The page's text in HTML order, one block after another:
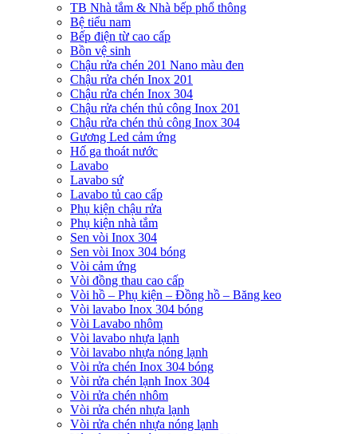
TB Nhà tắm & Nhà bếp phổ thông
Bệ tiểu nam
Bếp điện từ cao cấp
Bồn vệ sinh
Chậu rửa chén 201 Nano màu đen
Chậu rửa chén Inox 201
Chậu rửa chén Inox 304
Chậu rửa chén thủ công Inox 201
Chậu rửa chén thủ công Inox 304
Gương Led cảm ứng
Hố ga thoát nước
Lavabo
Lavabo sứ
Lavabo tủ cao cấp
Phụ kiện chậu rửa
Phụ kiện nhà tắm
Sen vòi Inox 304
Sen vòi Inox 304 bóng
Vòi cảm ứng
Vòi đồng thau cao cấp
Vòi hồ – Phụ kiện – Đồng hồ – Băng keo
Vòi lavabo Inox 304 bóng
Vòi Lavabo nhôm
Vòi lavabo nhựa lạnh
Vòi lavabo nhựa nóng lạnh
Vòi rửa chén Inox 304 bóng
Vòi rửa chén lạnh Inox 304
Vòi rửa chén nhôm
Vòi rửa chén nhựa lạnh
Vòi rửa chén nhựa nóng lạnh